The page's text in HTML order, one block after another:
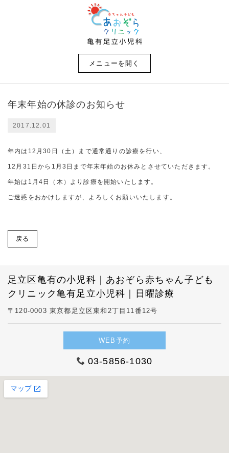
メニューを開く
年末年始の休診のお知らせ
2017.12.01
年内は12月30日（土）まで通常通りの診療を行い、
12月31日から1月3日まで年末年始のお休みとさせていただきます。
年始は1月4日（木）より診療を開始いたします。
ご迷惑をおかけしますが、よろしくお願いいたします。
戻る
足立区亀有の小児科｜あおぞら赤ちゃん子ども
クリニック亀有足立小児科｜日曜診療
〒120-0003 東京都足立区東和2丁目11番12号
WEB予約
03-5856-1030